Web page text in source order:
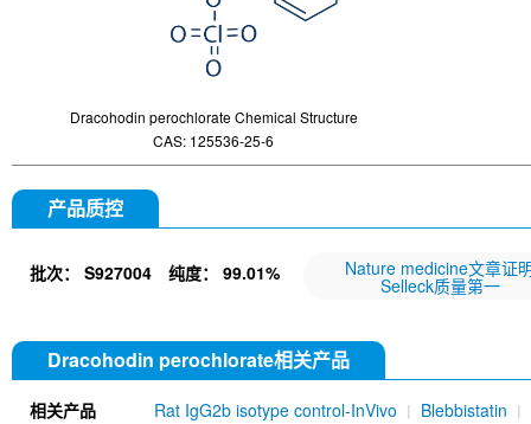
Dracohodin perochlorate Chemical Structure
CAS: 125536-25-6
产品质控
批次： S927004 纯度： 99.01% Nature medicine文章证
Selleck质量第一
Dracohodin perochlorate相关产品
相关产品 Rat IgG2b isotype control-InVivo
Blebbistatin